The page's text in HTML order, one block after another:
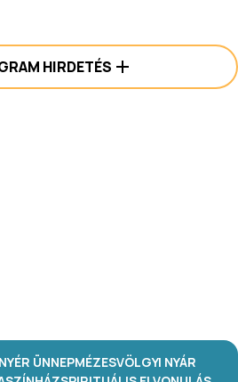
HIRDETÉS
ÜNNEPMÉZESVÖLGYI NYÁR